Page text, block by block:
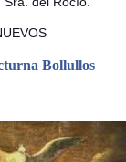
Bollullos